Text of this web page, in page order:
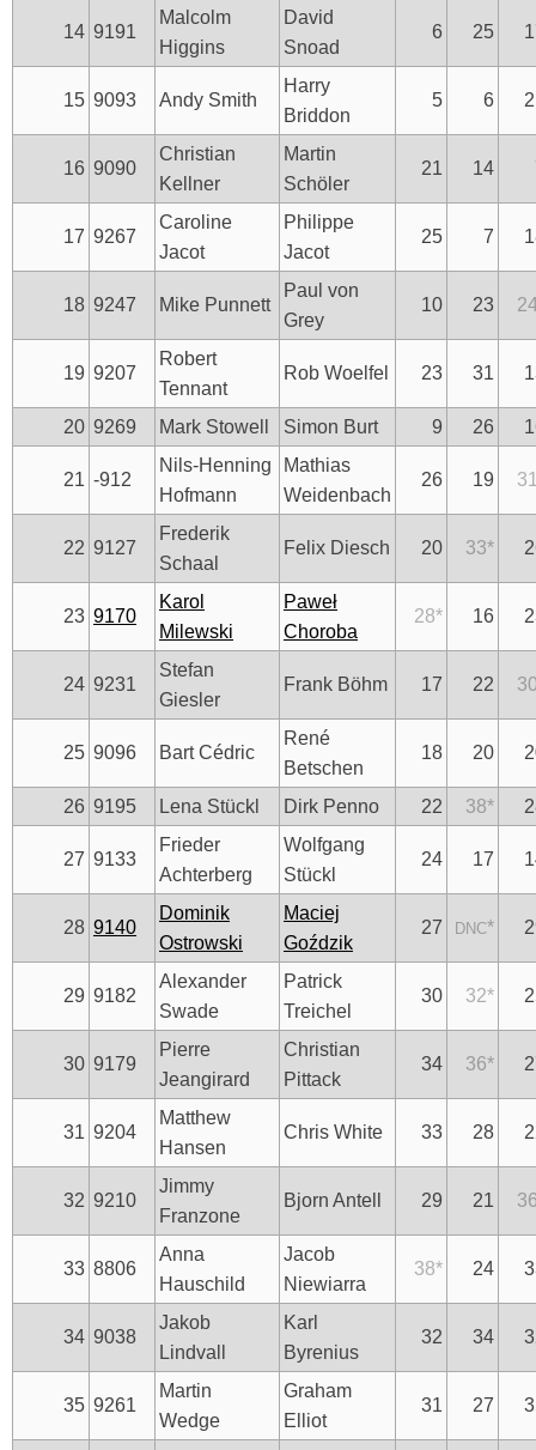
14 9191
Malcolm
Higgins
David
Snoad
6 25
15 9093 Andy Smith
Harry
Briddon
5 6
16 9090
Christian
Kellner
Martin
Schöler
21 14
17 9267
Caroline
Jacot
Philippe
Jacot
25 7
18 9247 Mike Punnett
Paul von
Grey
10 23
19 9207
Robert
Tennant
Rob Woelfel 23 31
20 9269 Mark Stowell Simon Burt 9 26
21 -912
Nils-Henning
Hofmann
Mathias
Weidenbach
26 19
22 9127
Frederik
Schaal
Felix Diesch 20 33*
23 9170
Karol
Milewski
Paweł
Choroba
28* 16
24 9231
Stefan
Giesler
Frank Böhm 17 22
25 9096 Bart Cédric
René
Betschen
18 20
26 9195 Lena Stückl Dirk Penno 22 38*
27 9133
Frieder
Achterberg
Wolfgang
Stückl
24 17
28 9140
Dominik
Ostrowski
Maciej
Goździk
27 DNC*
29 9182
Alexander
Swade
Patrick
Treichel
30 32*
30 9179
Pierre
Jeangirard
Christian
Pittack
34 36*
31 9204
Matthew
Hansen
Chris White 33 28
32 9210
Jimmy
Franzone
Bjorn Antell 29 21
33 8806
Anna
Hauschild
Jacob
Niewiarra
38* 24
34 9038
Jakob
Lindvall
Karl
Byrenius
32 34
35 9261
Martin
Wedge
Graham
Elliot
31 27